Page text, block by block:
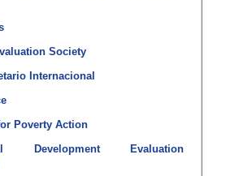
Society
Internacional
Poverty Action
Development Evaluation